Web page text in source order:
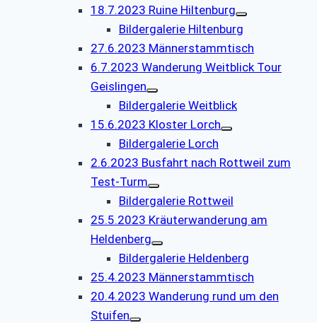
18.7.2023 Ruine Hiltenburg
Bildergalerie Hiltenburg
27.6.2023 Männerstammtisch
6.7.2023 Wanderung Weitblick Tour
Geislingen
Bildergalerie Weitblick
15.6.2023 Kloster Lorch
Bildergalerie Lorch
2.6.2023 Busfahrt nach Rottweil zum
Test-Turm
Bildergalerie Rottweil
25.5.2023 Kräuterwanderung am
Heldenberg
Bildergalerie Heldenberg
25.4.2023 Männerstammtisch
20.4.2023 Wanderung rund um den
Stuifen